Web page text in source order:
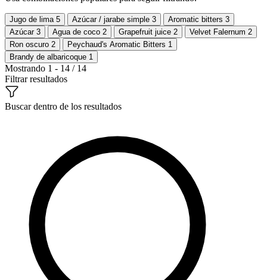
Jugo de lima 5 Azúcar / jarabe simple 3 Aromatic bitters 3
Azúcar 3 Agua de coco 2 Grapefruit juice 2 Velvet Falernum 2
Ron oscuro 2 Peychaud's Aromatic Bitters 1
Brandy de albaricoque 1
Mostrando 1 - 14 / 14
Filtrar resultados
Buscar dentro de los resultados